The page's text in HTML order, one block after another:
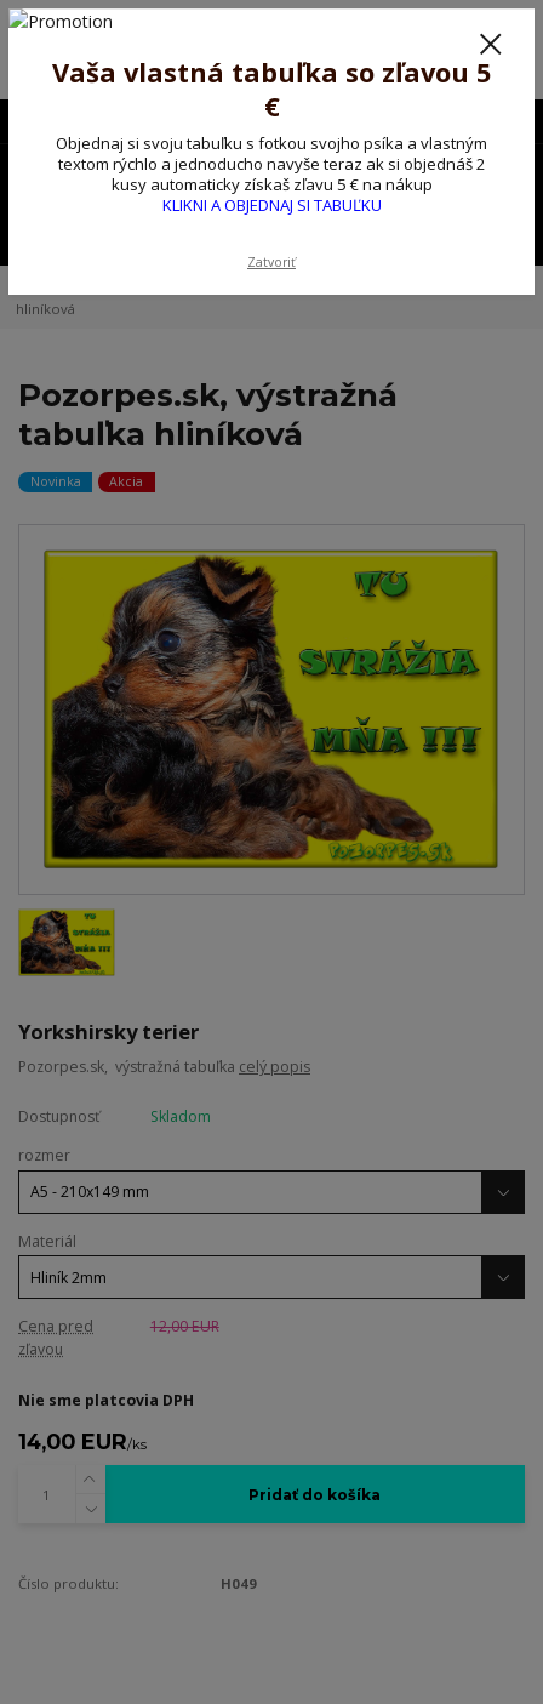
Poprosíme ctených zákazníkov o trpezlivosť, v tomto období máme
Preto sme Vám pripravili malý darček ako ospravedlnenie.
!!! ZĽAVA 5€ na PRVÚ objednávku nad 30€ s kódom pozorpes5 !!!
0,00 EUR
hliníková
Pozorpes.sk, výstražná
tabuľka hliníková
Novinka Akcia
Yorkshirsky terier
Pozorpes.sk, výstražná tabuľka celý popis
Dostupnosť
Skladom
rozmer
Materiál
Cena pred
zľavou
12,00 EUR
Nie sme platcovia DPH
14,00 EUR/ks
Pridať do košíka
Číslo produktu: H049
Vaša vlastná tabuľka so zľavou 5
€
Objednaj si svoju tabuľku s fotkou svojho psíka a vlastným
textom rýchlo a jednoducho navyše teraz ak si objednáš 2
kusy automaticky získaš zľavu 5 € na nákup
KLIKNI A OBJEDNAJ SI TABUĽKU
Zatvoriť